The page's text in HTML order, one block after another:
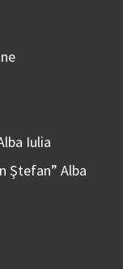
Iulia
Ştefan” Alba